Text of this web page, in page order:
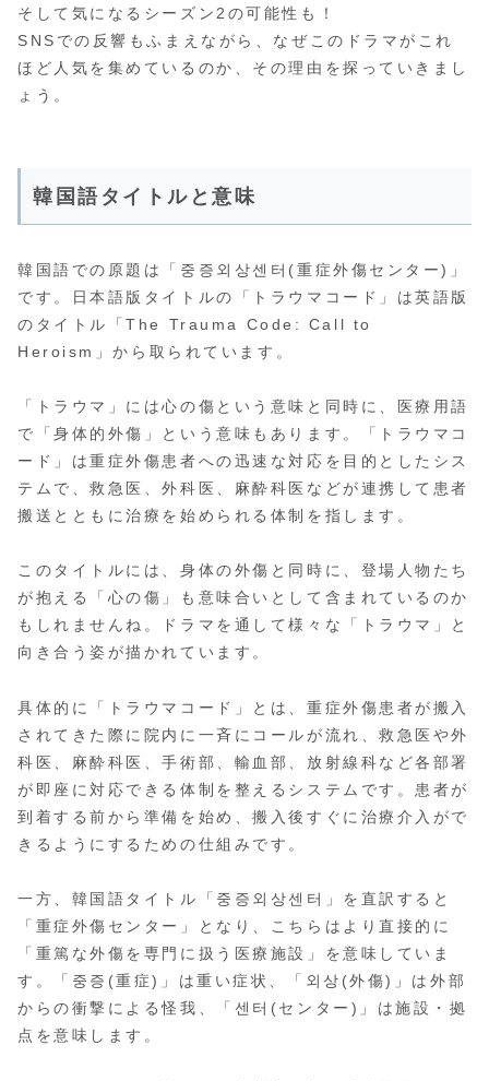
そして気になるシーズン2の可能性も！
SNSでの反響もふまえながら、なぜこのドラマがこれ
ほど人気を集めているのか、その理由を探っていきまし
ょう。
韓国語タイトルと意味
韓国語での原題は「중증외상센터(重症外傷センター)」
です。日本語版タイトルの「トラウマコード」は英語版
のタイトル「The Trauma Code: Call to
Heroism」から取られています。
「トラウマ」には心の傷という意味と同時に、医療用語
で「身体的外傷」という意味もあります。「トラウマコ
ード」は重症外傷患者への迅速な対応を目的としたシス
テムで、救急医、外科医、麻酔科医などが連携して患者
搬送とともに治療を始められる体制を指します。
このタイトルには、身体の外傷と同時に、登場人物たち
が抱える「心の傷」も意味合いとして含まれているのか
もしれませんね。ドラマを通して様々な「トラウマ」と
向き合う姿が描かれています。
具体的に「トラウマコード」とは、重症外傷患者が搬入
されてきた際に院内に一斉にコールが流れ、救急医や外
科医、麻酔科医、手術部、輸血部、放射線科など各部署
が即座に対応できる体制を整えるシステムです。患者が
到着する前から準備を始め、搬入後すぐに治療介入がで
きるようにするための仕組みです。
一方、韓国語タイトル「중증외상센터」を直訳すると
「重症外傷センター」となり、こちらはより直接的に
「重篤な外傷を専門に扱う医療施設」を意味していま
す。「중증(重症)」は重い症状、「외상(外傷)」は外部
からの衝撃による怪我、「센터(センター)」は施設・拠
点を意味します。